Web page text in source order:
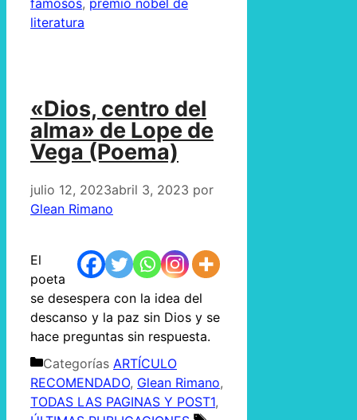
famosos, premio nobel de
literatura
«Dios, centro del
alma» de Lope de
Vega (Poema)
julio 12, 2023abril 3, 2023 por
Glean Rimano
El
poeta
se desespera con la idea del
descanso y la paz sin Dios y se
hace preguntas sin respuesta.
Categorías ARTÍCULO
RECOMENDADO, Glean Rimano,
TODAS LAS PAGINAS Y POST1,